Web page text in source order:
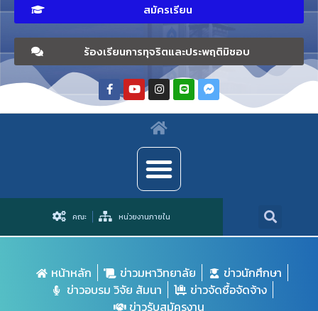
สมัครเรียน
ร้องเรียนการทุจริตและประพฤติมิชอบ
คณะ หน่วยงานภายใน
หน้าหลัก ข่าวมหาวิทยาลัย
ข่าวนักศึกษา
ข่าวอบรม วิจัย สัมนา
ข่าวจัดซื้อจัดจ้าง
ข่าวรับสมัครงาน